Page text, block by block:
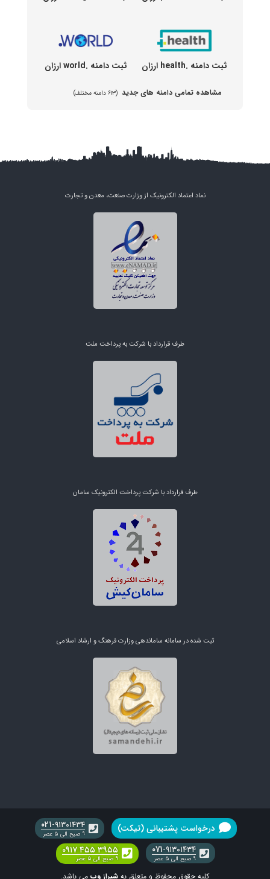
ثبت دامنه .health ارزان ثبت دامنه .world ارزان
مشاهده تمامی دامنه های جدید (۶۱۳ دامنه مختلف)
نماد اعتماد الکترونیک از وزارت صنعت، معدن و تجارت
طرف قرارداد با شرکت به پرداخت ملت
طرف قرارداد با شرکت پرداخت الکترونیک سامان
ثبت شده در سامانه ساماندهی وزارت فرهنگ و ارشاد اسلامی
درخواست پشتیبانی (تیکت) ۰۲۱-۹۱۳۰۱۴۳۴
۹ صبح الی ۵ عصر
۰۷۱-۹۱۳۰۱۴۳۴
۹ صبح الی ۵ عصر
۰۹۱۷ ۴۵۵ ۳۹۵۵
۹ صبح الی ۵ عصر
کلیه حقوق محفوظ و متعلق به شیراز وب می باشد.